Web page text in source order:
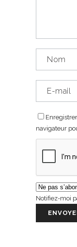
navigateur
Notifiez-moi